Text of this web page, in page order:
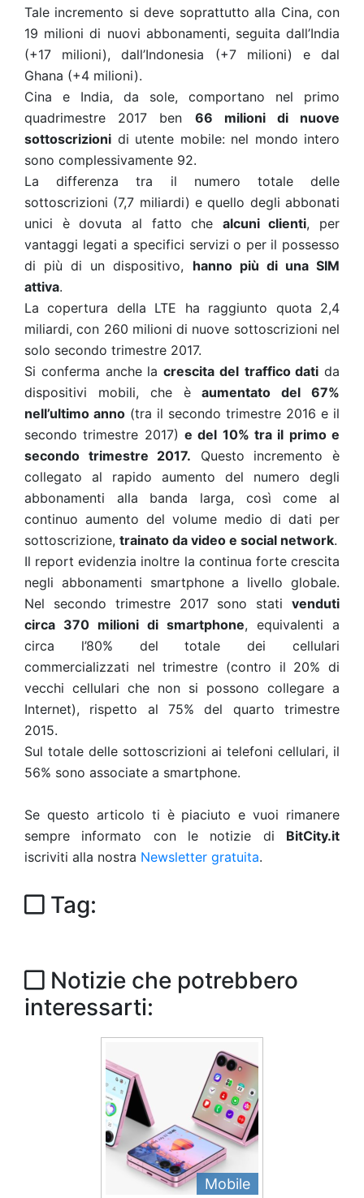
Tale incremento si deve soprattutto alla Cina, con
19 milioni di nuovi abbonamenti, seguita dall’India
(+17 milioni), dall’Indonesia (+7 milioni) e dal
Ghana (+4 milioni).
Cina e India, da sole, comportano nel primo
quadrimestre 2017 ben 66 milioni di nuove
sottoscrizioni di utente mobile: nel mondo intero
sono complessivamente 92.
La differenza tra il numero totale delle
sottoscrizioni (7,7 miliardi) e quello degli abbonati
unici è dovuta al fatto che alcuni clienti, per
vantaggi legati a specifici servizi o per il possesso
di più di un dispositivo, hanno più di una SIM
attiva.
La copertura della LTE ha raggiunto quota 2,4
miliardi, con 260 milioni di nuove sottoscrizioni nel
solo secondo trimestre 2017.
Si conferma anche la crescita del traffico dati da
dispositivi mobili, che èaumentato del 67%
nell’ultimo anno (tra il secondo trimestre 2016 e il
secondo trimestre 2017) e del 10% tra il primo e
secondo trimestre 2017. Questo incremento è
collegato al rapido aumento del numero degli
abbonamenti alla banda larga, così come al
continuo aumento del volume medio di dati per
sottoscrizione, trainato da video e social network.
Il report evidenzia inoltre la continua forte crescita
negli abbonamenti smartphone a livello globale.
Nel secondo trimestre 2017 sono stati venduti
circa 370 milioni di smartphone, equivalenti a
circa l’80% del totale dei cellulari
commercializzati nel trimestre (contro il 20% di
vecchi cellulari che non si possono collegare a
Internet), rispetto al 75% del quarto trimestre
2015.
Sul totale delle sottoscrizioni ai telefoni cellulari, il
56% sono associate a smartphone.
Se questo articolo ti è piaciuto e vuoi rimanere
sempre informato con le notizie di BitCity.it
iscriviti alla nostra Newsletter gratuita.
Tag:
Notizie che potrebbero
interessarti:
Mobile